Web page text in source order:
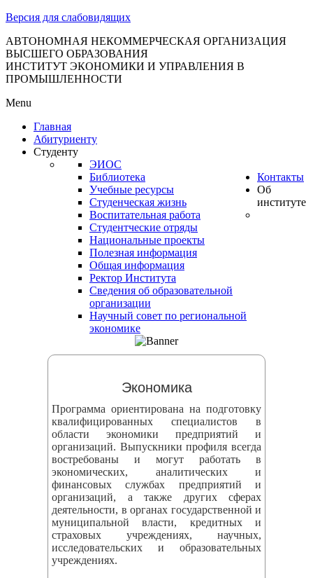
Версия для слабовидящих
АВТОНОМНАЯ НЕКОММЕРЧЕСКАЯ ОРГАНИЗАЦИЯ
ВЫСШЕГО ОБРАЗОВАНИЯ
ИНСТИТУТ ЭКОНОМИКИ И УПРАВЛЕНИЯ В
ПРОМЫШЛЕННОСТИ
Menu
Главная
Абитуриенту
Студенту
ЭИОС
Библиотека
Учебные ресурсы
Студенческая жизнь
Воспитательная работа
Студентческие отряды
Национальные проекты
Полезная информация
Контакты
Об
институте
Общая информация
Ректор Института
Сведения об образовательной
организации
Научный совет по региональной
экономике
Экономика
Программа ориентирована на подготовку
квалифицированных специалистов в
области экономики предприятий и
организаций. Выпускники профиля всегда
востребованы и могут работать в
экономических, аналитических и
финансовых службах предприятий и
организаций, а также других сферах
деятельности, в органах государственной и
муниципальной власти, кредитных и
страховых учреждениях, научных,
исследовательских и образовательных
учреждениях.